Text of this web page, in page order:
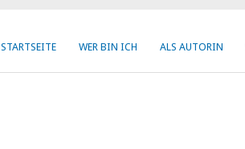
STARTSEITE WER BIN ICH ALS AUTORIN